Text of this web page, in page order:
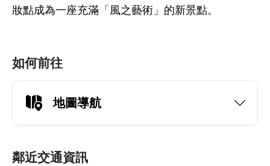
妝點成為一座充滿「風之藝術」的新景點。
如何前往
地圖導航
鄰近交通資訊